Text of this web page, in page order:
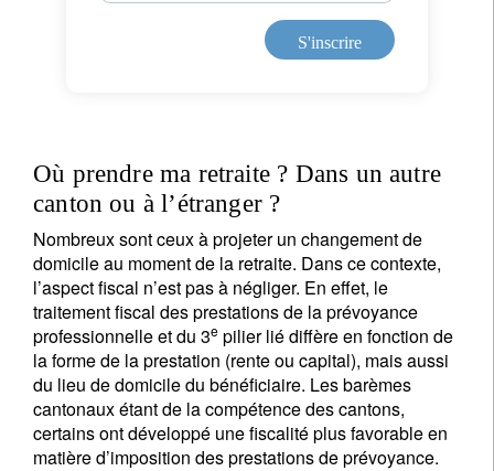
S'inscrire
Où prendre ma retraite ? Dans un autre
canton ou à l’étranger ?
Nombreux sont ceux à projeter un changement de
domicile au moment de la retraite. Dans ce contexte,
l’aspect fiscal n’est pas à négliger. En effet, le
traitement fiscal des prestations de la prévoyance
professionnelle et du 3e pilier lié diffère en fonction de
la forme de la prestation (rente ou capital), mais aussi
du lieu de domicile du bénéficiaire. Les barèmes
cantonaux étant de la compétence des cantons,
certains ont développé une fiscalité plus favorable en
matière d’imposition des prestations de prévoyance.